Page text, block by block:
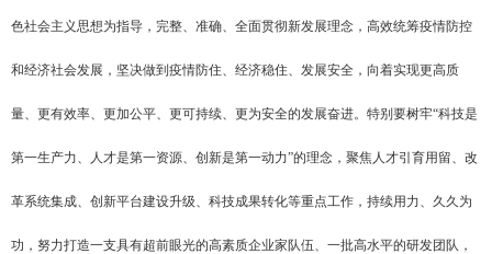
色社会主义思想为指导，完整、准确、全面贯彻新发展理念，高效统筹疫情防控
和经济社会发展，坚决做到疫情防住、经济稳住、发展安全，向着实现更高质
量、更有效率、更加公平、更可持续、更为安全的发展奋进。特别要树牢“科技是
第一生产力、人才是第一资源、创新是第一动力”的理念，聚焦人才引育用留、改
革系统集成、创新平台建设升级、科技成果转化等重点工作，持续用力、久久为
功，努力打造一支具有超前眼光的高素质企业家队伍、一批高水平的研发团队，